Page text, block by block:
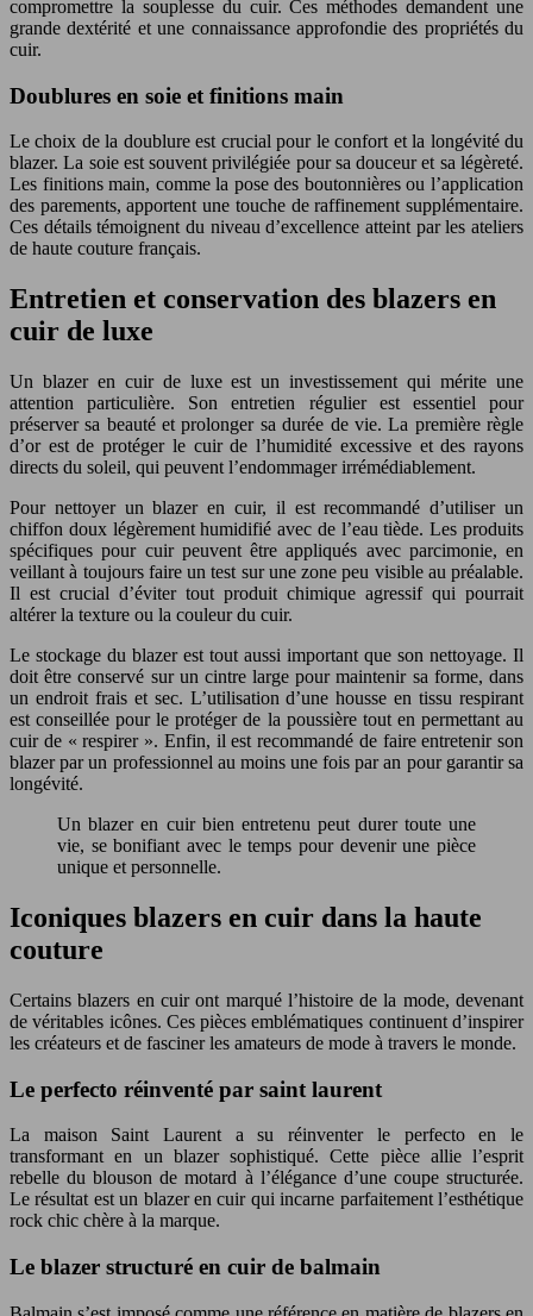
compromettre la souplesse du cuir. Ces méthodes demandent une
grande dextérité et une connaissance approfondie des propriétés du
cuir.
Doublures en soie et finitions main
Le choix de la doublure est crucial pour le confort et la longévité du
blazer. La soie est souvent privilégiée pour sa douceur et sa légèreté.
Les finitions main, comme la pose des boutonnières ou l’application
des parements, apportent une touche de raffinement supplémentaire.
Ces détails témoignent du niveau d’excellence atteint par les ateliers
de haute couture français.
Entretien et conservation des blazers en
cuir de luxe
Un blazer en cuir de luxe est un investissement qui mérite une
attention particulière. Son entretien régulier est essentiel pour
préserver sa beauté et prolonger sa durée de vie. La première règle
d’or est de protéger le cuir de l’humidité excessive et des rayons
directs du soleil, qui peuvent l’endommager irrémédiablement.
Pour nettoyer un blazer en cuir, il est recommandé d’utiliser un
chiffon doux légèrement humidifié avec de l’eau tiède. Les produits
spécifiques pour cuir peuvent être appliqués avec parcimonie, en
veillant à toujours faire un test sur une zone peu visible au préalable.
Il est crucial d’éviter tout produit chimique agressif qui pourrait
altérer la texture ou la couleur du cuir.
Le stockage du blazer est tout aussi important que son nettoyage. Il
doit être conservé sur un cintre large pour maintenir sa forme, dans
un endroit frais et sec. L’utilisation d’une housse en tissu respirant
est conseillée pour le protéger de la poussière tout en permettant au
cuir de « respirer ». Enfin, il est recommandé de faire entretenir son
blazer par un professionnel au moins une fois par an pour garantir sa
longévité.
Un blazer en cuir bien entretenu peut durer toute une
vie, se bonifiant avec le temps pour devenir une pièce
unique et personnelle.
Iconiques blazers en cuir dans la haute
couture
Certains blazers en cuir ont marqué l’histoire de la mode, devenant
de véritables icônes. Ces pièces emblématiques continuent d’inspirer
les créateurs et de fasciner les amateurs de mode à travers le monde.
Le perfecto réinventé par saint laurent
La maison Saint Laurent a su réinventer le perfecto en le
transformant en un blazer sophistiqué. Cette pièce allie l’esprit
rebelle du blouson de motard à l’élégance d’une coupe structurée.
Le résultat est un blazer en cuir qui incarne parfaitement l’esthétique
rock chic chère à la marque.
Le blazer structuré en cuir de balmain